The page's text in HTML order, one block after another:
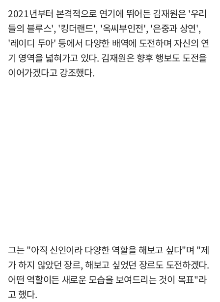
2021년부터 본격적으로 연기에 뛰어든 김재원은 '우리
들의 블루스', '킹더랜드', '옥씨부인전', '은중과 상연',
'레이디 두아' 등에서 다양한 배역에 도전하며 자신의 연
기 영역을 넓혀가고 있다. 김재원은 향후 행보도 도전을
이어가겠다고 강조했다.
그는 "아직 신인이라 다양한 역할을 해보고 싶다"며 "제
가 하지 않았던 장르, 해보고 싶었던 장르도 도전하겠다.
어떤 역할이든 새로운 모습을 보여드리는 것이 목표"라
고 했다.